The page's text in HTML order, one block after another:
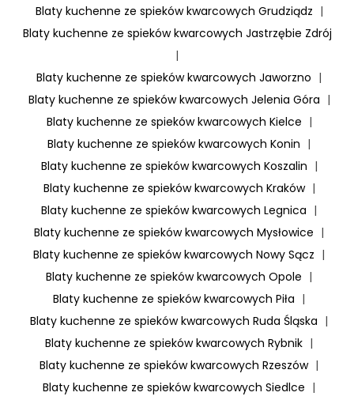
Blaty kuchenne ze spieków kwarcowych Grudziądz |
Blaty kuchenne ze spieków kwarcowych Jastrzębie Zdrój
|
Blaty kuchenne ze spieków kwarcowych Jaworzno |
Blaty kuchenne ze spieków kwarcowych Jelenia Góra |
Blaty kuchenne ze spieków kwarcowych Kielce |
Blaty kuchenne ze spieków kwarcowych Konin |
Blaty kuchenne ze spieków kwarcowych Koszalin |
Blaty kuchenne ze spieków kwarcowych Kraków |
Blaty kuchenne ze spieków kwarcowych Legnica |
Blaty kuchenne ze spieków kwarcowych Mysłowice |
Blaty kuchenne ze spieków kwarcowych Nowy Sącz |
Blaty kuchenne ze spieków kwarcowych Opole |
Blaty kuchenne ze spieków kwarcowych Piła |
Blaty kuchenne ze spieków kwarcowych Ruda Śląska |
Blaty kuchenne ze spieków kwarcowych Rybnik |
Blaty kuchenne ze spieków kwarcowych Rzeszów |
Blaty kuchenne ze spieków kwarcowych Siedlce |